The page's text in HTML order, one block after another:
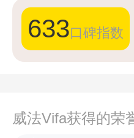
633口碑指数
威法Vifa获得的荣